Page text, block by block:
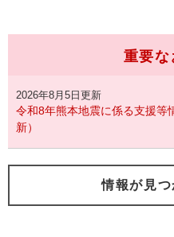
重要な
2026年8月5日更新
令和8年熊本地震に係る支援等
新）
情報が見